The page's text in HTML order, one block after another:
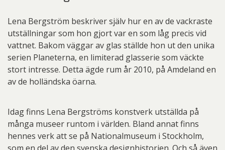
Lena Bergström beskriver själv hur en av de vackraste
utställningar som hon gjort var en som låg precis vid
vattnet. Bakom väggar av glas ställde hon ut den unika
serien Planeterna, en limiterad glasserie som väckte
stort intresse. Detta ägde rum år 2010, på Amdeland en
av de holländska öarna.
Idag finns Lena Bergströms konstverk utställda på
många museer runtom i världen. Bland annat finns
hennes verk att se på Nationalmuseum i Stockholm,